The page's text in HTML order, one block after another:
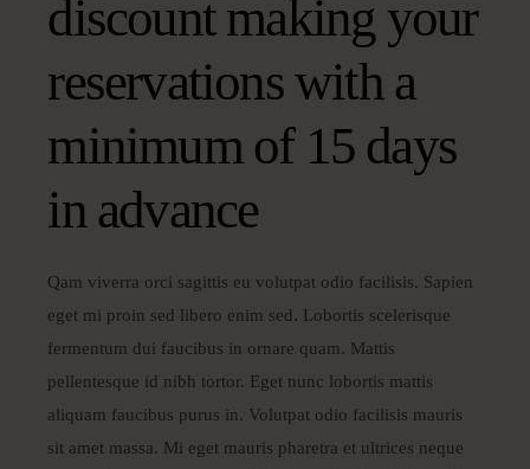
discount making your
reservations with a
minimum of 15 days
in advance
Qam viverra orci sagittis eu volutpat odio facilisis. Sapien
eget mi proin sed libero enim sed. Lobortis scelerisque
fermentum dui faucibus in ornare quam. Mattis
pellentesque id nibh tortor. Eget nunc lobortis mattis
aliquam faucibus purus in. Volutpat odio facilisis mauris
sit amet massa. Mi eget mauris pharetra et ultrices neque